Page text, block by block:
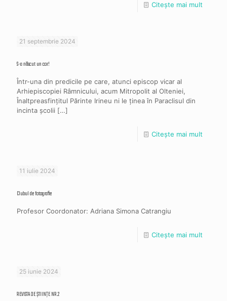
Citește mai mult
21 septembrie 2024
S-a născut un cor!
Într-una din predicile pe care, atunci episcop vicar al
Arhiepiscopiei Râmnicului, acum Mitropolit al Olteniei,
Înaltpreasfințitul Părinte Irineu ni le ținea în Paraclisul din
incinta școlii […]
Citește mai mult
11 iulie 2024
Clubul de fotografie
Profesor Coordonator: Adriana Simona Catrangiu
Citește mai mult
25 iunie 2024
REVISTA DE ȘTIINȚE NR.2